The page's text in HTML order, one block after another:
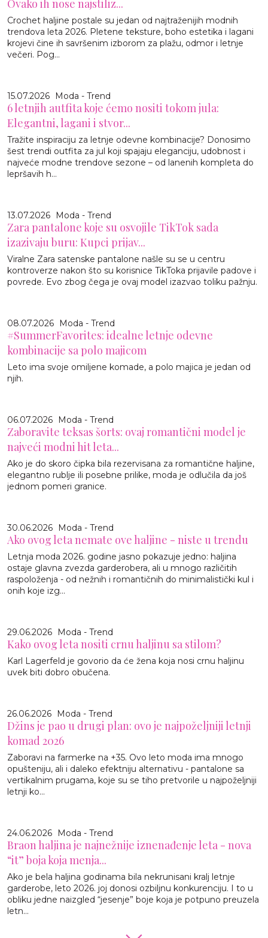
Ovako ih nose najstiliz...
Crochet haljine postale su jedan od najtraženijih modnih
trendova leta 2026. Pletene teksture, boho estetika i lagani
krojevi čine ih savršenim izborom za plažu, odmor i letnje
večeri. Pog...
15.07.2026 Moda - Trend
6 letnjih autfita koje ćemo nositi tokom jula:
Elegantni, lagani i stvor...
Tražite inspiraciju za letnje odevne kombinacije? Donosimo
šest trendi outfita za jul koji spajaju eleganciju, udobnost i
najveće modne trendove sezone – od lanenih kompleta do
lepršavih h...
13.07.2026 Moda - Trend
Zara pantalone koje su osvojile TikTok sada
izazivaju buru: Kupci prijav...
Viralne Zara satenske pantalone našle su se u centru
kontroverze nakon što su korisnice TikToka prijavile padove i
povrede. Evo zbog čega je ovaj model izazvao toliku pažnju.
08.07.2026 Moda - Trend
#SummerFavorites: idealne letnje odevne
kombinacije sa polo majicom
Leto ima svoje omiljene komade, a polo majica je jedan od
njih.
06.07.2026 Moda - Trend
Zaboravite teksas šorts: ovaj romantični model je
najveći modni hit leta...
Ako je do skoro čipka bila rezervisana za romantične haljine,
elegantno rublje ili posebne prilike, moda je odlučila da još
jednom pomeri granice.
30.06.2026 Moda - Trend
Ako ovog leta nemate ove haljine - niste u trendu
Letnja moda 2026. godine jasno pokazuje jedno: haljina
ostaje glavna zvezda garderobera, ali u mnogo različitih
raspoloženja - od nežnih i romantičnih do minimalistički kul i
onih koje izg...
29.06.2026 Moda - Trend
Kako ovog leta nositi crnu haljinu sa stilom?
Karl Lagerfeld je govorio da će žena koja nosi crnu haljinu
uvek biti dobro obučena.
26.06.2026 Moda - Trend
Džins je pao u drugi plan: ovo je najpoželjniji letnji
komad 2026
Zaboravi na farmerke na +35. Ovo leto moda ima mnogo
opušteniju, ali i daleko efektniju alternativu - pantalone sa
vertikalnim prugama, koje su se tiho pretvorile u najpoželjniji
letnji ko...
24.06.2026 Moda - Trend
Braon haljina je najnežnije iznenađenje leta - nova
“it” boja koja menja...
Ako je bela haljina godinama bila nekrunisani kralj letnje
garderobe, leto 2026. joj donosi ozbiljnu konkurenciju. I to u
obliku jedne naizgled “jesenje” boje koja je potpuno preuzela
letn...